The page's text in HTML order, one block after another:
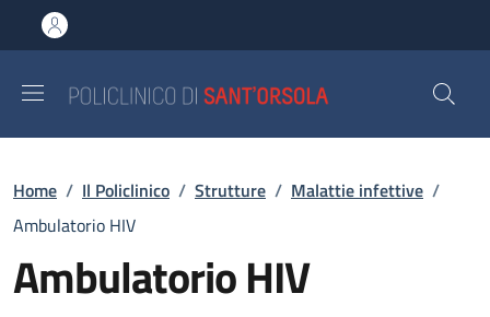
al contenuto principale
to footer content
Briciole di pane
Home / Il Policlinico / Strutture / Malattie infettive /
Ambulatorio HIV
Ambulatorio HIV